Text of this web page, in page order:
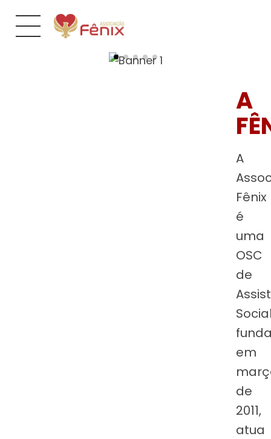
A
A
Fênix
é
uma
OSC
de
em
de
2011,
atua